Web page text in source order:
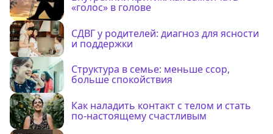
«голос» в голове
СДВГ у родителей: диагноз для ясности
и поддержки
Структура в семье: меньше ссор,
больше спокойствия
Как наладить контакт с телом и стать
по-настоящему счастливым